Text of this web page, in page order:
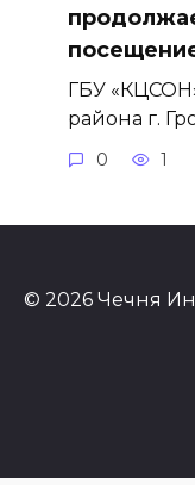
ГБУ
района г.
0 1
© 2026 Чечня